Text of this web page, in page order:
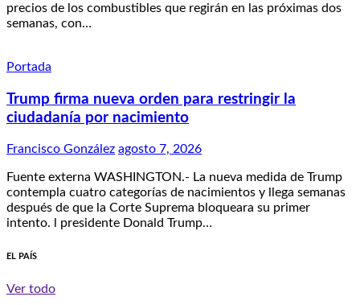
precios de los combustibles que regirán en las próximas dos
semanas, con…
Portada
Trump firma nueva orden para restringir la
ciudadanía por nacimiento
Francisco González agosto 7, 2026
Fuente externa WASHINGTON.- La nueva medida de Trump
contempla cuatro categorías de nacimientos y llega semanas
después de que la Corte Suprema bloqueara su primer
intento. l presidente Donald Trump…
EL PAÍS
Ver todo